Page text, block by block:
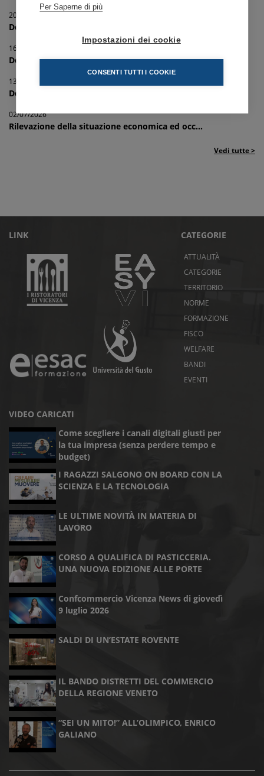
20/07/2026
Delegazione Comunale di Dueville - Ordinanza ...
16/07/2026
Delegazione Comunale di Asiago - Realizzazion...
13/07/2026
Delegazione Comunale di Dueville - Ordinanza ...
02/07/2026
Rilevazione della situazione economica ed occ...
Vedi tutte >
LINK CATEGORIE
ATTUALITÀ
CATEGORIE
TERRITORIO
NORME
FORMAZIONE
FISCO
WELFARE
BANDI
EVENTI
VIDEO CARICATI
Come scegliere i canali digitali giusti per
la tua impresa (senza perdere tempo e
budget)
I RAGAZZI SALGONO ON BOARD CON LA
SCIENZA E LA TECNOLOGIA
LE ULTIME NOVITÀ IN MATERIA DI
LAVORO
CORSO A QUALIFICA DI PASTICCERIA.
UNA NUOVA EDIZIONE ALLE PORTE
Confcommercio Vicenza News di giovedì
9 luglio 2026
SALDI DI UN’ESTATE ROVENTE
IL BANDO DISTRETTI DEL COMMERCIO
DELLA REGIONE VENETO
“SEI UN MITO!” ALL’OLIMPICO, ENRICO
GALIANO
Per Saperne di più
Impostazioni dei cookie
CONSENTI TUTTI I COOKIE